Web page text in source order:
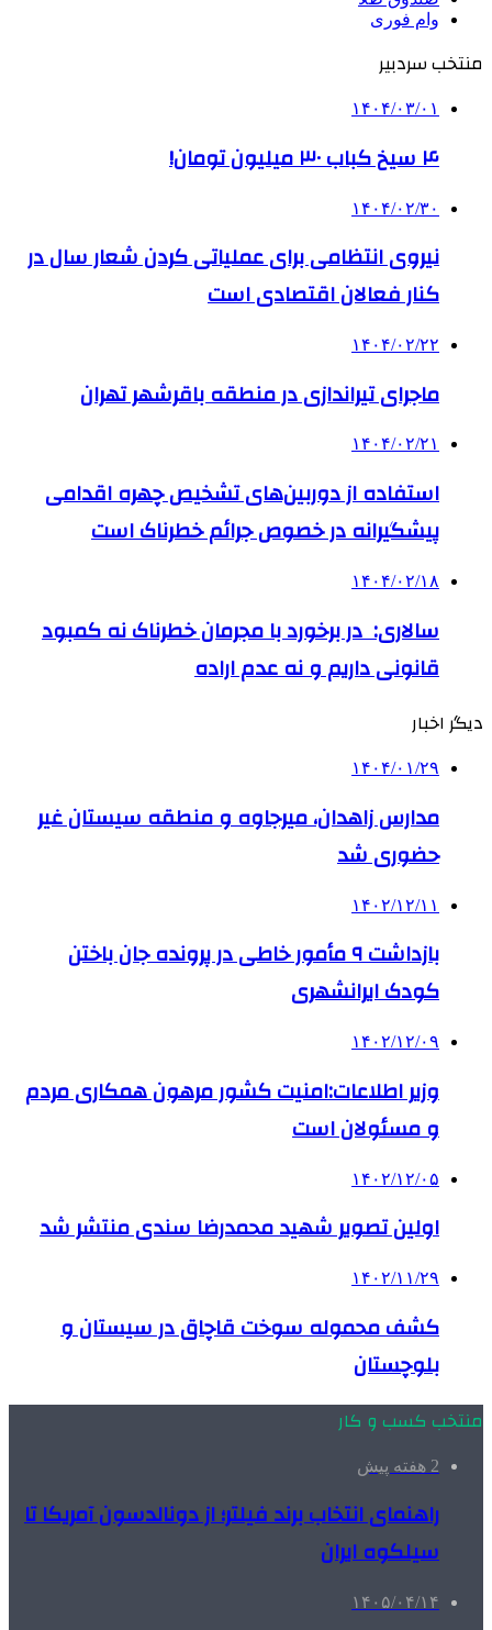
وام فوری
منتخب سردبیر
۱۴۰۴/۰۳/۰۱
۴ سیخ کباب ۳۰ میلیون تومان!
۱۴۰۴/۰۲/۳۰
نیروی انتظامی برای عملیاتی کردن شعار سال در
کنار فعالان اقتصادی است
۱۴۰۴/۰۲/۲۲
ماجرای تیراندازی در منطقه باقرشهر تهران
۱۴۰۴/۰۲/۲۱
استفاده از دوربین‌های تشخیص چهره اقدامی
پیشگیرانه در خصوص جرائم خطرناک است
۱۴۰۴/۰۲/۱۸
سالاری: در برخورد با مجرمان خطرناک نه کمبود
قانونی داریم و نه عدم اراده
دیگر اخبار
۱۴۰۴/۰۱/۲۹
مدارس زاهدان، میرجاوه و منطقه سیستان غیر
حضوری شد
۱۴۰۲/۱۲/۱۱
بازداشت ۹ مأمور خاطی در پرونده جان باختن
کودک ایرانشهری
۱۴۰۲/۱۲/۰۹
وزیر اطلاعات:امنیت کشور مرهون همکاری مردم
و مسئولان است
۱۴۰۲/۱۲/۰۵
اولین تصویر شهید محمدرضا سندی منتشر شد
۱۴۰۲/۱۱/۲۹
کشف محموله سوخت قاچاق در سیستان و
بلوچستان
منتخب کسب و کار
2 هفته پیش
راهنمای انتخاب برند فیلتر؛ از دونالدسون آمریکا تا
سیلکوه ایران
۱۴۰۵/۰۴/۱۴